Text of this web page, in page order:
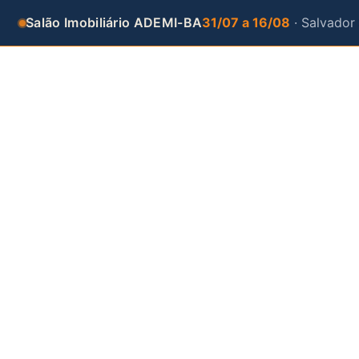
Salão Imobiliário ADEMI-BA31/07 a 16/08 ·